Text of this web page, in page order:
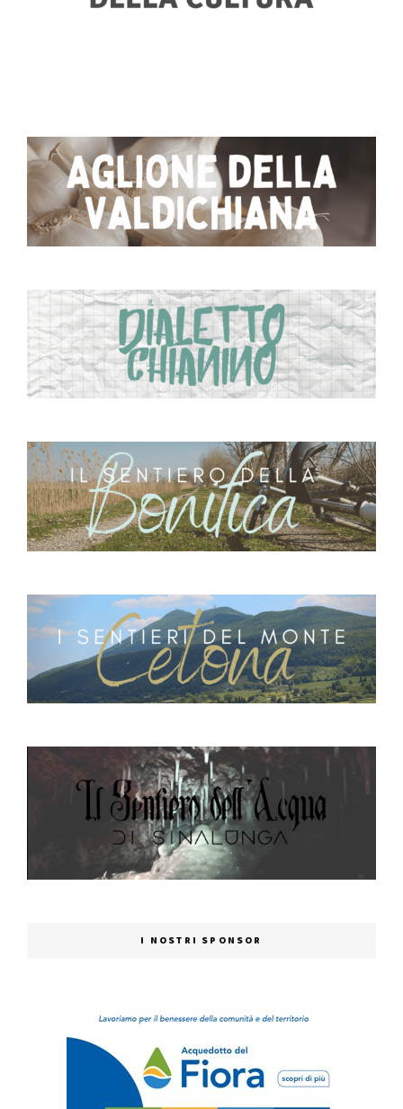
I NOSTRI SPONSOR